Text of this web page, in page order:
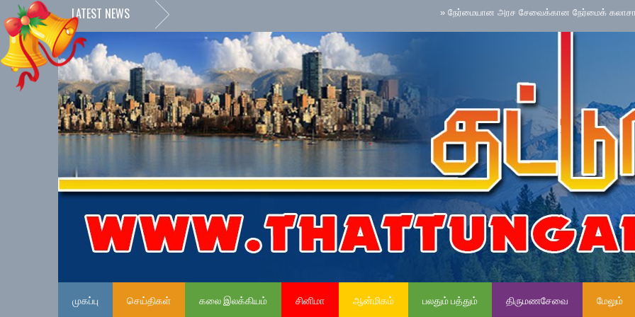
LATEST NEWS நேர்மையான அரச சேவைக்கான நேர்மைக் கலாசாரம் தேசிய
முகப்பு செய்திகள் கலை இலக்கியம் சினிமா ஆன்மிகம் பலதும் பத்தும் திருமணசேவை மேலும்